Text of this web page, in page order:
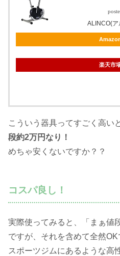
ALINCO(
楽天市
こういう器具ってすごく高い
段約2万円なり！
めちゃ安くないですか？？
コスパ良し！
実際使ってみると、「まぁ値
ですが、それを含めて全然OK
スポーツジムにあるような高